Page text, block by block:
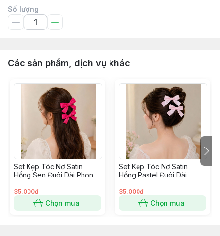
Số lượng
Các sản phẩm, dịch vụ khác
Set Kẹp Tóc Nơ Satin
Hồng Sen Đuôi Dài Phong
35.000đ
Chọn mua
Set Kẹp Tóc Nơ Satin
Hồng Pastel Đuôi Dài
35.000đ
Chọn mua